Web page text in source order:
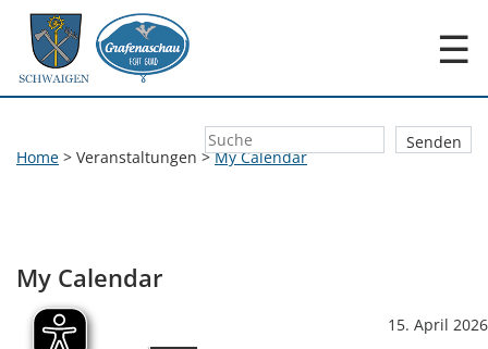
☰
Home > Veranstaltungen >My Calendar
My Calendar
15. April 2026